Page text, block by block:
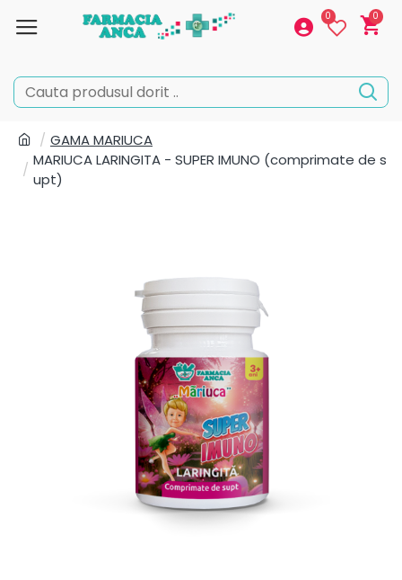
0 0
GAMA MARIUCA
MARIUCA LARINGITA - SUPER IMUNO (comprimate de s
upt)